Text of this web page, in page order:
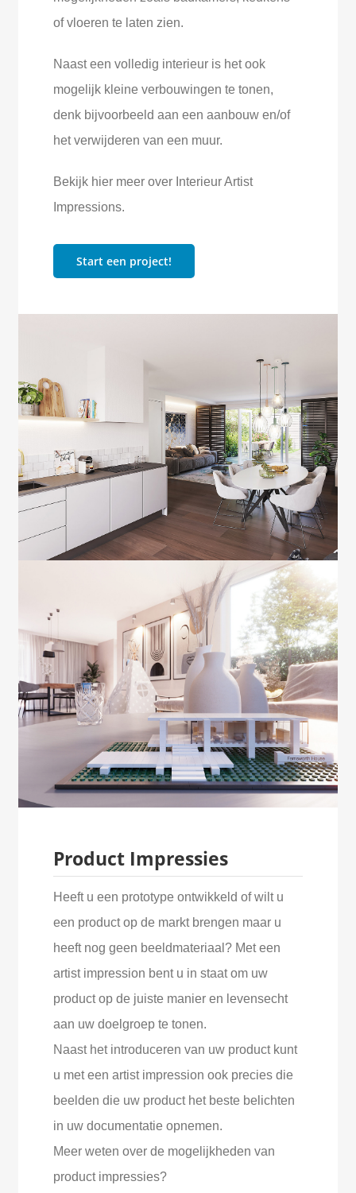
of vloeren te laten zien.
Naast een volledig interieur is het ook
mogelijk kleine verbouwingen te tonen,
denk bijvoorbeeld aan een aanbouw en/of
het verwijderen van een muur.
Bekijk hier meer over Interieur Artist
Impressions.
Start een project!
Product Impressies
Heeft u een prototype ontwikkeld of wilt u
een product op de markt brengen maar u
heeft nog geen beeldmateriaal? Met een
artist impression bent u in staat om uw
product op de juiste manier en levensecht
aan uw doelgroep te tonen.
Naast het introduceren van uw product kunt
u met een artist impression ook precies die
beelden die uw product het beste belichten
in uw documentatie opnemen.
Meer weten over de mogelijkheden van
product impressies?